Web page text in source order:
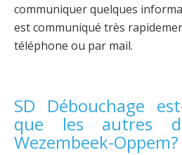
communiquer quelques
est communiqué très
téléphone ou par mail.
SD Débouchage
que les autres
Wezembeek-Oppem?